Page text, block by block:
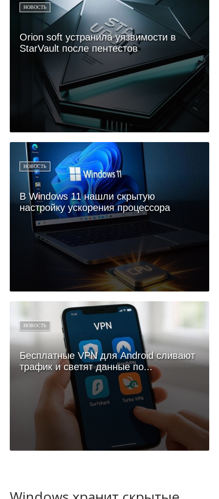
НОВОСТЬ
Orion soft устранила уязвимости в
StarVault после пентестов
НОВОСТЬ
В Windows 11 нашли скрытую
настройку ускорения процессора
НОВОСТЬ
Бесплатные VPN для Android сливают
трафик и светят данные по...